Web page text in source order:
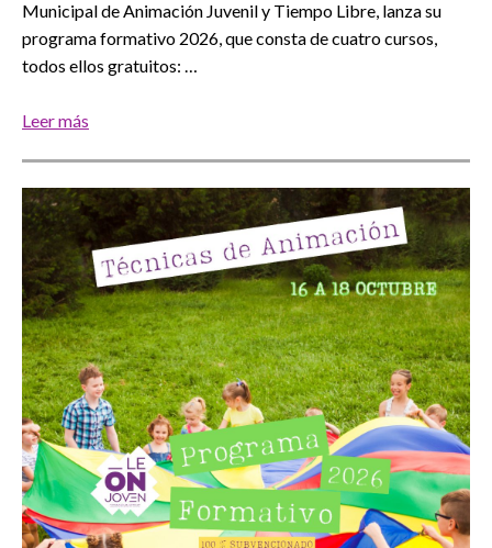
Municipal de Animación Juvenil y Tiempo Libre, lanza su
programa formativo 2026, que consta de cuatro cursos,
todos ellos gratuitos: …
Leer más